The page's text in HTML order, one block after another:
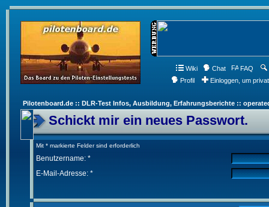
Wiki Chat FAQ
Profil
Einloggen, um
Pilotenboard.de :: DLR-Test Infos, Ausbildung, Erfahrungsberichte ::
Schickt mir ein neues Passwort.
Mit * markierte Felder sind erforderlich
Benutzername: *
E-Mail-Adresse: *